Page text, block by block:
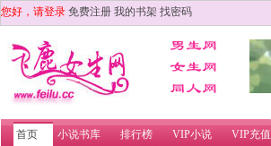
您好，请登录 免费注册 我的书架 找密码
首页 小说书库 排行榜 VIP小说 VIP充值